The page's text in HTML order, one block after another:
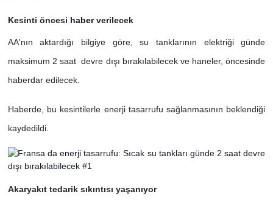
Kesinti öncesi haberverilecek
AA'nın aktardığı bilgiye göre, su tanklarının elektriği günde
maksimum 2 saat ​​​​​​ devre dışı bırakılabilecek ve haneler, öncesinde
haberdar edilecek.
Haberde, bu kesintilerle enerji tasarrufu sağlanmasının beklendiği
kaydedildi.
Akaryakıt tedarik sıkıntısı yaşanıyor